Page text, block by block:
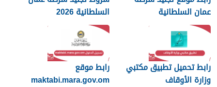
عمان السلطانية
السلطانية 2026
رابط تحميل تطبيق مكتبي
وزارة الأوقاف
رابط موقع
maktabi.mara.gov.om